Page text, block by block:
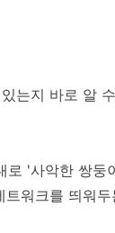
는지 바로 알
로 '사악한 쌍둥
워크를 띄워두